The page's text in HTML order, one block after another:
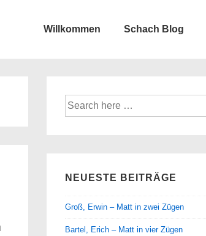
Willkommen Schach Blog
Suche
nach:
NEUESTE BEITRÄGE
Groß, Erwin – Matt in zwei Zügen
Bartel, Erich – Matt in vier Zügen